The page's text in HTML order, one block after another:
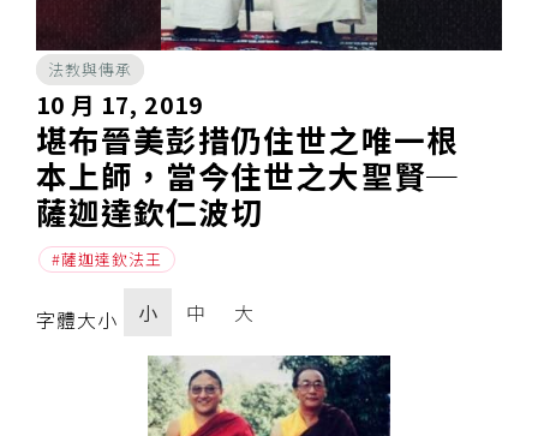
巴麥欽哲傳承
第三世巴麥欽哲仁波切
傳承上師授證
專書與譯著
*巴麥寺與麥青寺的聯合聲明
法教與傳承
10 月 17, 2019
堪布晉美彭措仍住世之唯一根
本上師，當今住世之大聖賢─
薩迦達欽仁波切
薩迦達欽法王
字體大小 小 中 大